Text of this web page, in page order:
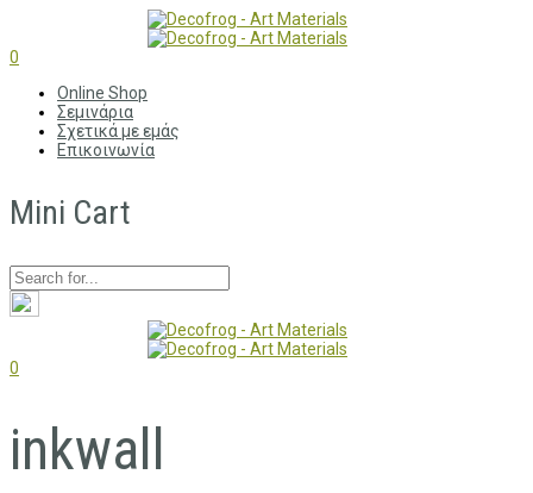
0
Online Shop
Σεμινάρια
Σχετικά με εμάς
Επικοινωνία
Mini Cart
0
inkwall